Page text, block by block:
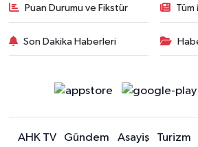
Puan Durumu ve Fikstür
Son Dakika Haberleri
AHK TV Gündem Asayiş Turizm